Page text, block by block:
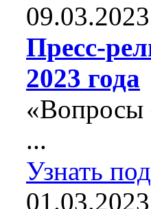
Пресс-
2023 года
«Вопросы
...
Узнать